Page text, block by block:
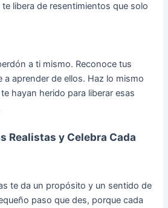
libera de resentimientos que solo
a ti mismo. Reconoce tus
aprender de ellos. Haz lo mismo
hayan herido para liberar esas
Realistas y Celebra Cada
te da un propósito y un sentido de
paso que des, porque cada